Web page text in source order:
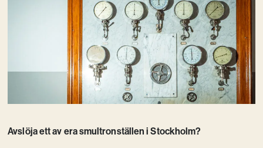
Avslöja ett av era smultronställen i Stockholm?